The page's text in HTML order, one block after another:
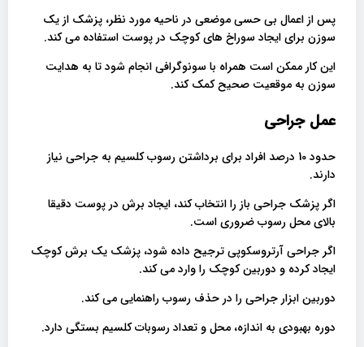
پس از اعمال بی حسی موضعی در ناحیه مورد نظر، پزشک از یک
سوزن برای ایجاد سوراخ های کوچک در پوست استفاده می کند.
این کار ممکن است همراه با سونوگرافی انجام شود تا به هدایت
سوزن به موقعیت صحیح کمک کند.
عمل جراحی
حدود 10 درصد افراد برای برداشتن رسوب کلسیم به جراحی نیاز
دارند.
اگر پزشک جراحی باز را انتخاب کند، ایجاد برش در پوست دقیقا
بالای محل رسوب ضروری است.
اگر جراحی آرتروسکوپی ترجیح داده شود، پزشک یک برش کوچک
ایجاد کرده و دوربین کوچک را وارد می کند.
دوربین ابزار جراحی را در حذف رسوب راهنمایی می کند.
دوره بهبودی به اندازه، محل و تعداد رسوبات کلسیم بستگی دارد.